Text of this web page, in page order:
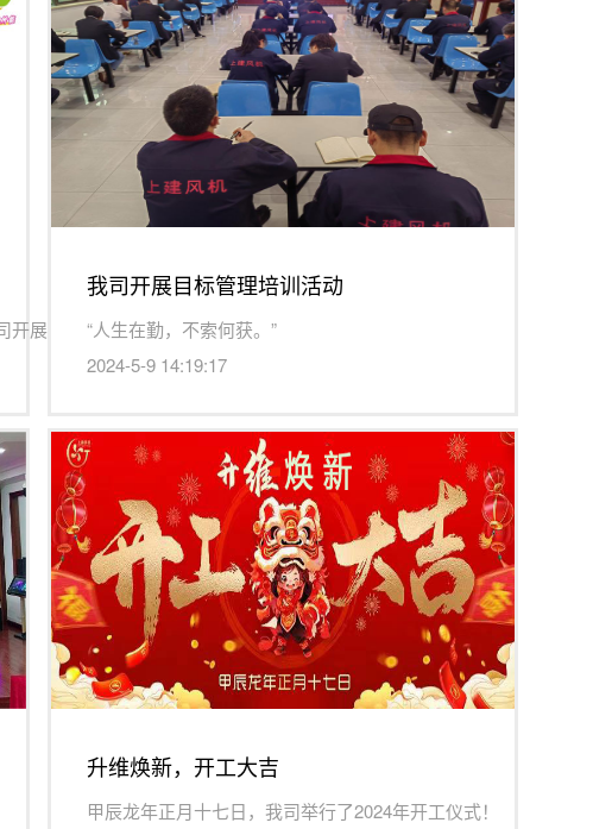
展...
我司开展目标管理培训活动
“人生在勤，不索何获。”
2024-5-9 14:19:17
升维焕新，开工大吉
甲辰龙年正月十七日，我司举行了2024年开工仪式！